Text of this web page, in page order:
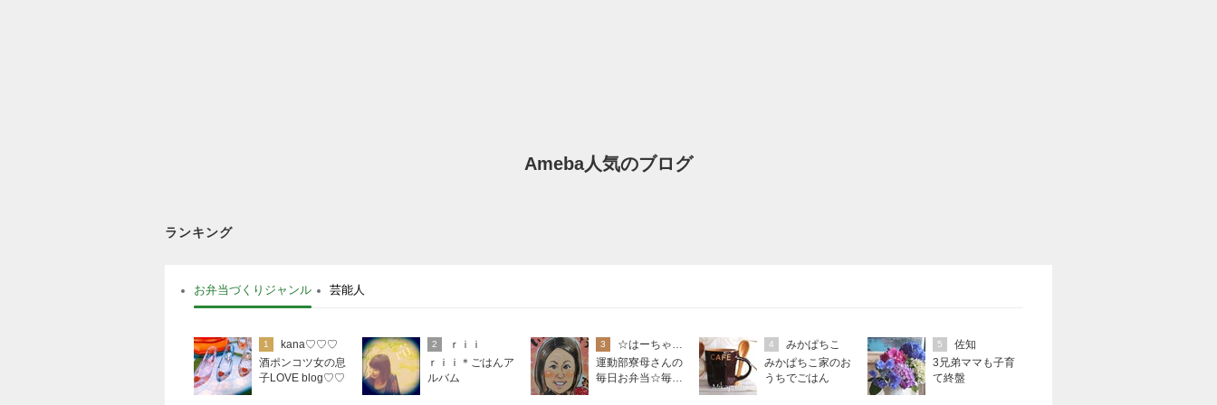
Ameba人気のブログ
ランキング
お弁当づくりジャンル 芸能人
1
kana♡♡♡
酒ポンコツ女の息
子LOVE blog♡♡
2
ｒｉｉ
ｒｉｉ＊ごはんア
ルバム
3
運動部寮母さんの
毎日お弁当☆毎日
4
みかぱちこ
みかぱちこ家のお
うちでごはん
5
佐知
3兄弟ママも子育
て終盤